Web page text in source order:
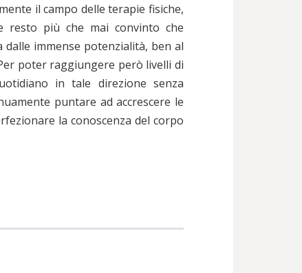
il campo delle terapie fisiche,
resto più che mai convinto che
immense potenzialità, ben al
poter raggiungere però livelli di
in tale direzione senza
puntare ad accrescere le
la conoscenza del corpo